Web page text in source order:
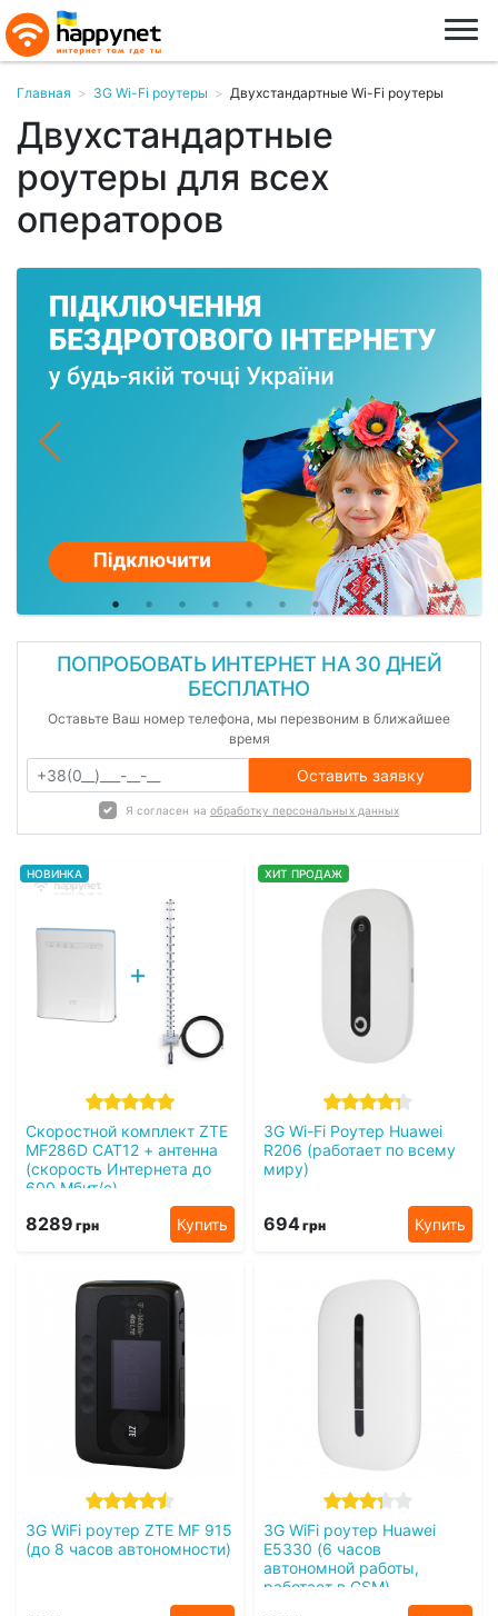
Главная > 3G Wi-Fi роутеры > Двухстандартные Wi-Fi роутеры
Двухстандартные
роутеры для всех
операторов
ПОПРОБОВАТЬ ИНТЕРНЕТ НА 30 ДНЕЙ
БЕСПЛАТНО
Оставьте Ваш номер телефона, мы перезвоним в ближайшее
время
Оставить заявку
Я согласен на обработку персональных данных
НОВИНКА
Скоростной комплект ZTE
MF286D CAT12 + антенна
(cкорость Интернета до
600 Мбит/с)
8289 грн Купить
ХИТ ПРОДАЖ
3G Wi-Fi Роутер Huawei
R206 (работает по всему
миру)
694грн Купить
3G WiFi роутер ZTE MF 915
(до 8 часов автономности)
3G WiFi роутер Huawei
E5330 (6 часов
автономной работы,
работает в GSM)